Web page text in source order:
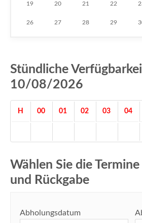
19 20 21 22
26 27 28 29
Stündliche
10/08/2026
H 00 01 02 03 04
Wählen Sie die
und Rückgabe
Abholungsdatum